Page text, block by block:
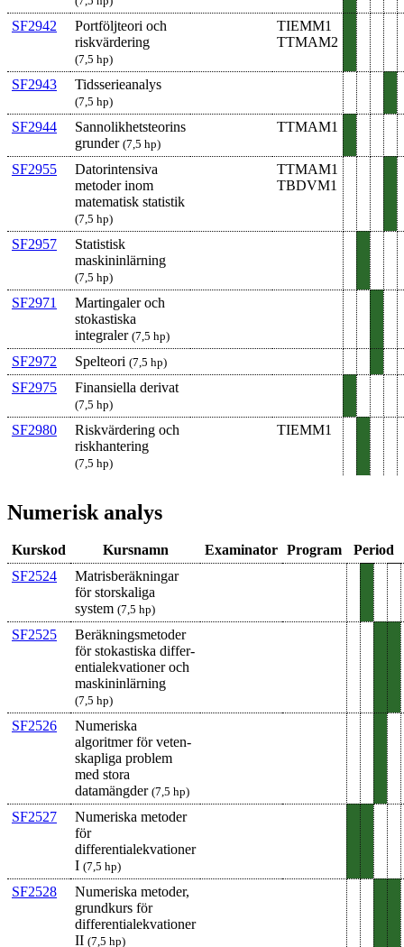
SF2942
Portföljteori och
risk­värd­ering
(7,5 hp)
TIEMM1
TTMAM2
SF2943 Tidsserieanalys
(7,5 hp)
SF2944
Sannolikhetsteorins
grunder (7,5 hp)
TTMAM1
SF2955
Datorintensiva
metoder inom
matematisk statistik
(7,5 hp)
TTMAM1
TBDVM1
SF2957
Statistisk
maskininlärning
(7,5 hp)
SF2971
Martingaler och
stokastiska
integraler (7,5 hp)
SF2972 Spelteori (7,5 hp)
SF2975 Finansiella derivat
(7,5 hp)
SF2980
Riskvärdering och
risk­hant­ering
(7,5 hp)
TIEMM1
Numerisk analys
Kurskod Kursnamn Examinator Program
Period
SF2524
Matrisberäkningar
för stor­skaliga
system (7,5 hp)
SF2525
Beräkningsmetoder
för stokastiska differ­
ential­ekvationer och
maskininlärning
(7,5 hp)
SF2526
Numeriska
algoritmer för veten­
skapliga problem
med stora
datamängder (7,5 hp)
SF2527
Numeriska metoder
för
differentialekvationer
I (7,5 hp)
SF2528
Numeriska metoder,
grundkurs för
differentialekvationer
II (7,5 hp)